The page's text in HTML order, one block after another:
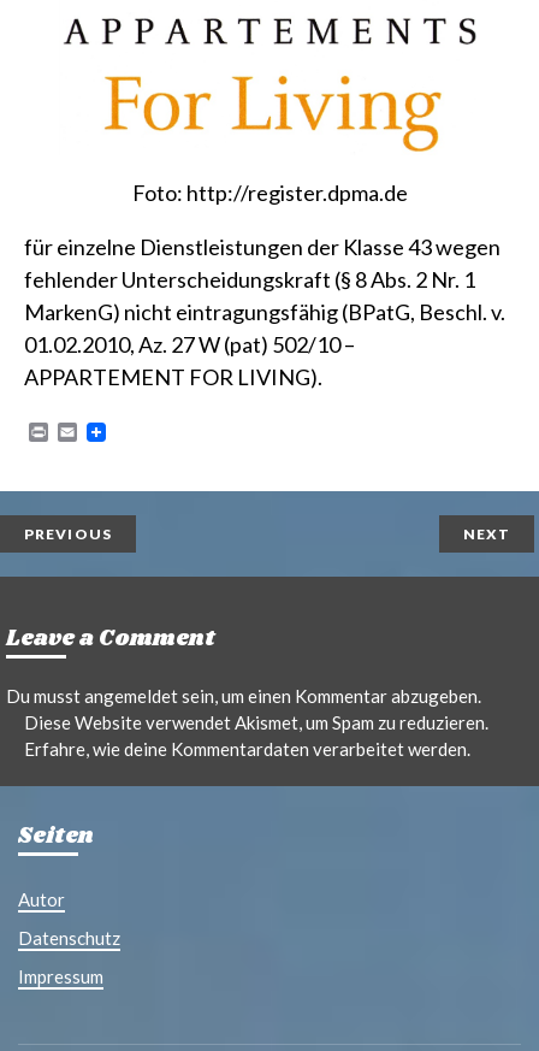
Foto: http://register.dpma.de
für einzelne Dienstleistungen der Klasse 43 wegen
fehlender Unterscheidungskraft (§ 8 Abs. 2 Nr. 1
MarkenG) nicht eintragungsfähig(BPatG, Beschl. v.
01.02.2010, Az. 27 W (pat) 502/10 –
APPARTEMENT FOR LIVING).
n
E
i
PREVIOUS NEXT
Leave a Comment
Du musstangemeldetsein, um einen Kommentar abzugeben.
Diese Website verwendet Akismet, um Spam zu reduzieren.
Erfahre, wie deine Kommentardaten verarbeitet werden.
Seiten
Autor
Datenschutz
Impressum